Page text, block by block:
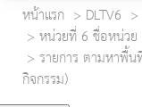
หน้าแรก DLTV6
หน่วยที่ 6 ชื่อหน่วย
รายการ ตามหาพื้
กิจกรรม)